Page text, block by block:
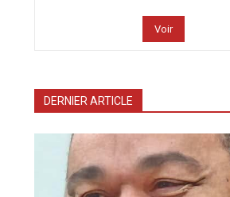
Voir
DERNIER ARTICLE